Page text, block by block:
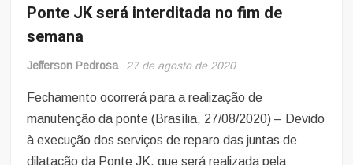
Ponte JK será interditada no fim de
semana
Jefferson Pedrosa 27 de agosto de 2020
Fechamento ocorrerá para a realização de
manutenção da ponte (Brasília, 27/08/2020) – Devido
à execução dos serviços de reparo das juntas de
dilatação da Ponte JK, que será realizada pela